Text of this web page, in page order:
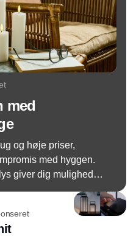
med
og høje priser,
med hyggen.
giver dig mulighed
og indeklimaet.